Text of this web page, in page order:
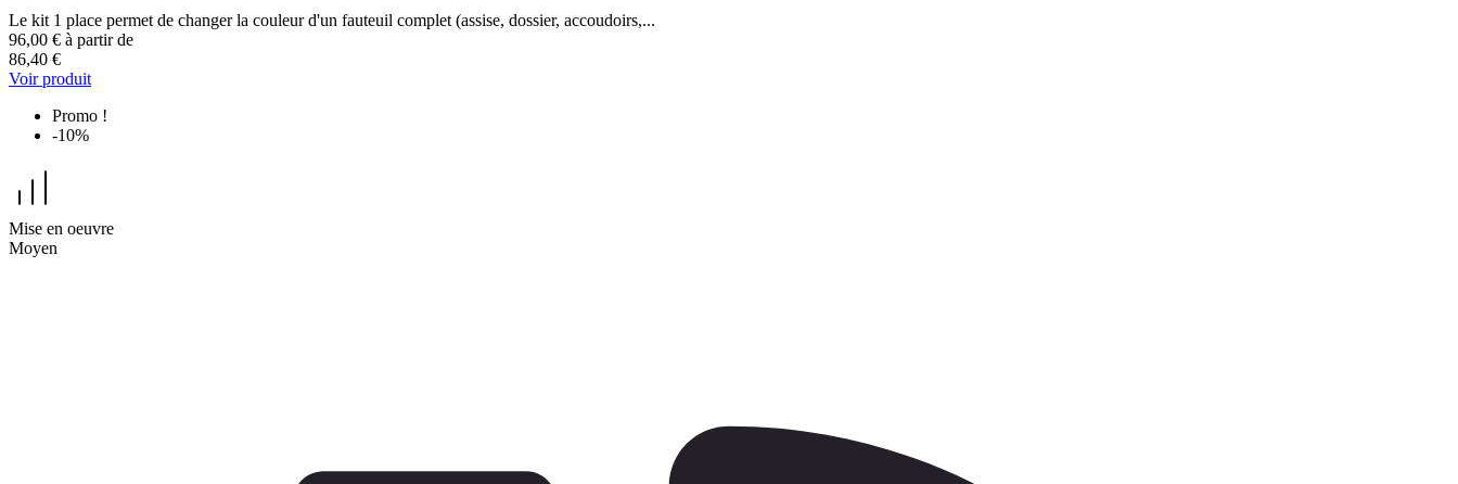
Le kit 1 place permet de changer la couleur d'un fauteuil complet (assise, dossier, accoudoirs,...
96,00 € à partir de
86,40 €
Voir produit
Promo !
-10%
Mise en oeuvre
Moyen